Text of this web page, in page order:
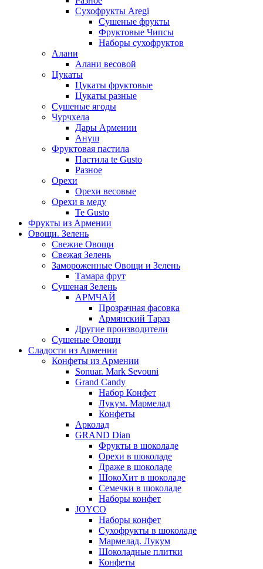
Сухофрукты Aregi
Сушеные фрукты
Фруктовые Чипсы
Наборы сухофруктов
Алани
Алани весовой
Цукаты
Цукаты фруктовые
Цукаты разные
Сушеные ягоды
Чурчхела
Дары Армении
Ануш
Фруктовая пастила
Пастила te Gusto
Разное
Орехи
Орехи весовые
Орехи в меду
Te Gusto
Фрукты из Армении
Овощи. Зелень
Свежие Овощи
Свежая Зелень
Замороженные Овощи и Зелень
Тамара фрут
Сушеная Зелень
АРМЧАЙ
Прозрачная фасовка
Армянский Тараз
Другие производители
Сушеные Овощи
Сладости из Армении
Конфеты из Армении
Sonuar. Mark Sevouni
Grand Candy
Набор Конфет
Лукум. Мармелад
Конфеты
Арколад
GRAND Dian
Фрукты в шоколаде
Орехи в шоколаде
Драже в шоколаде
ШокоХит в шоколаде
Семечки в шоколаде
Наборы конфет
JOYCO
Наборы конфет
Сухофрукты в шоколаде
Мармелад. Лукум
Шоколадные плитки
Конфеты